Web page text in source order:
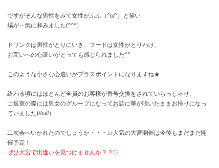
ですがそんな男性をみて女性がふふ（^ω^）と笑い
場が一気に和みました(^^*）
ドリンクは男性がとりにいき、フードは女性がとりわけ、
お互いへの心遣いがとっても感じられました^^
このような小さな心遣いがプラスポイントになりますね★
終わる頃にはほとんど全員のお客様が番号交換をされていらっしゃり、
ご退室の際には男女のグループになってお話に華が咲いたままお帰りになっ
ていました(//ω//）
二次会へいかれたのでしょうか・・・♪♪人気の大宮開催は今後もまだまだ開
催予定！
ぜひ大宮で出逢いを見つけませんか？？♡